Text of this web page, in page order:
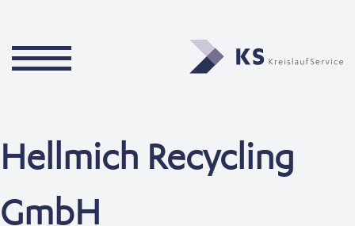
Hellmich Recycling
GmbH